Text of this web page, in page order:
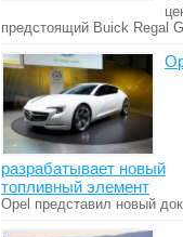
предстоящий Buick Regal
разрабатывает новый
топливный элемент
Opel представил новый